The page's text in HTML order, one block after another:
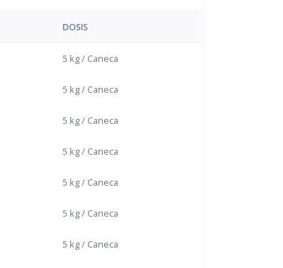
DOSIS
5 kg / Caneca
5 kg / Caneca
5 kg / Caneca
5 kg / Caneca
5 kg / Caneca
5 kg / Caneca
5 kg / Caneca